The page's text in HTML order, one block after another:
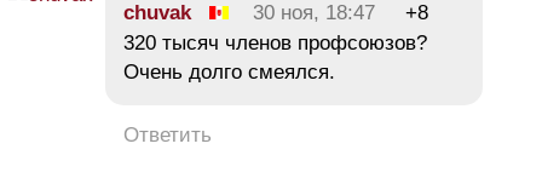
chuvak 30 ноя, 18:47
+8
320 тысяч членов профсоюзов?
Очень долго смеялся.
Ответить